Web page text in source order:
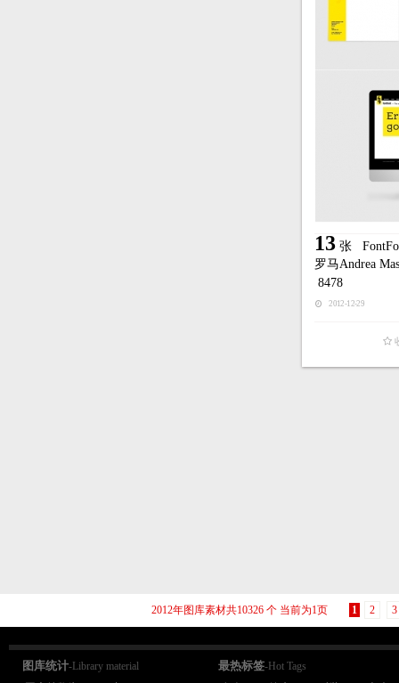
13张
罗马Andrea
8478
2012-12-29
2012年图库素材共10326 个 当前为1页 1 2 3
图库统计-Library material
最热标签-Hot Tags